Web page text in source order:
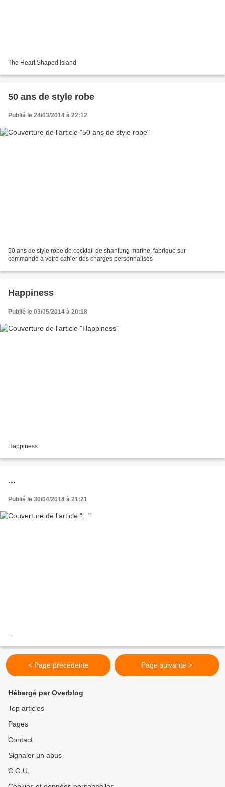
The Heart Shaped Island
50 ans de style robe
Publié le 24/03/2014 à 22:12
50 ans de style robe de cocktail de shantung marine, fabriqué sur
commande à votre cahier des charges personnalisés
Happiness
Publié le 03/05/2014 à 20:18
Happiness
...
Publié le 30/04/2014 à 21:21
...
< Page précédente Page suivante >
Hébergé par Overblog
Top articles
Pages
Contact
Signaler un abus
C.G.U.